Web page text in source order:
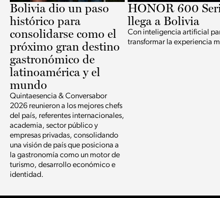
Bolivia dio un paso
histórico para
consolidarse como el
próximo gran destino
gastronómico de
latinoamérica y el
mundo
Quintaesencia & Conversabor
2026 reunieron a los mejores chefs
del país, referentes internacionales,
academia, sector público y
empresas privadas, consolidando
una visión de país que posiciona a
la gastronomía como un motor de
turismo, desarrollo económico e
identidad.
HONOR 600
llega a Bolivia
Con inteligencia artificial
transformar la experiencia